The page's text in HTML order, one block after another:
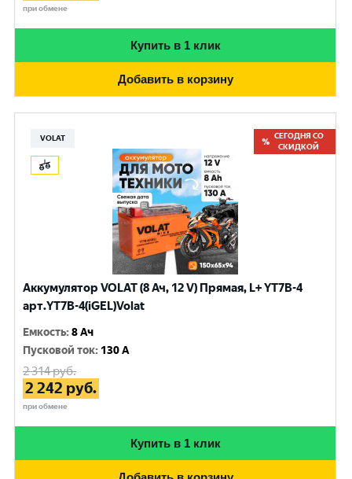
при обмене
Купить в 1 клик
Добавить в корзину
VOLAT
СЕГОДНЯ СО
СКИДКОЙ
Аккумулятор VOLAT (8 Ач, 12 V) Прямая, L+ YT7B-4
арт.YT7B-4(iGEL)Volat
Емкость:8 Ач
Пусковой ток: 130 A
2 314руб.
2 242 руб.
при обмене
Купить в 1 клик